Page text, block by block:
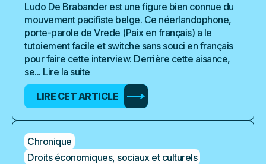
Ludo De Brabander est une figure bien connue du
mouvement pacifiste belge. Ce néerlandophone,
porte-parole de Vrede (Paix en français) a le
tutoiement facile et switche sans souci en français
pour faire cette interview. Derrière cette aisance,
se... Lire la suite
LIRE CET ARTICLE
Chronique
Droits économiques, sociaux et culturels